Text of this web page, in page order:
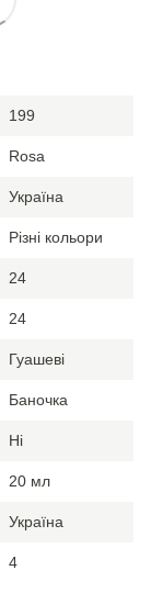
199
Rosa
Україна
Різні кольори
24
24
Гуашеві
Баночка
Ні
20 мл
Україна
4